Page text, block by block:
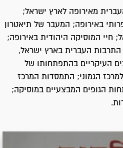
מאירופה לארץ ישראל;
באירופה; המעבר של תיאטרון
חיי המוסיקה היהודית באירופה;
התרבות העברית בארץ ישראל,
העיקריים בהתפתחותו של
הגמוני; התמסדות המרכז
הגופים המבצעיים במוסיקה;